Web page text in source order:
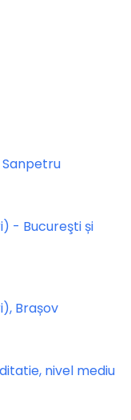
Sanpetru
- Bucureşti și
Brașov
nivel mediu